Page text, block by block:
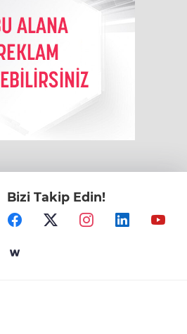
Bizi Takip Edin!